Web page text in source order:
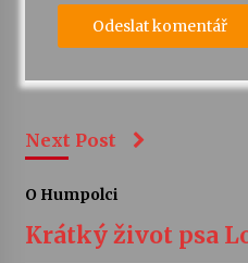
Next Post
O Humpolci
Krátký život psa